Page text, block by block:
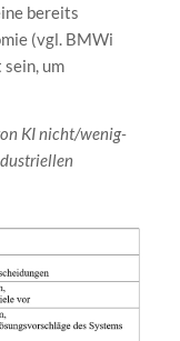
bereits
(vgl. BMWi
um
KI nicht/wenig-